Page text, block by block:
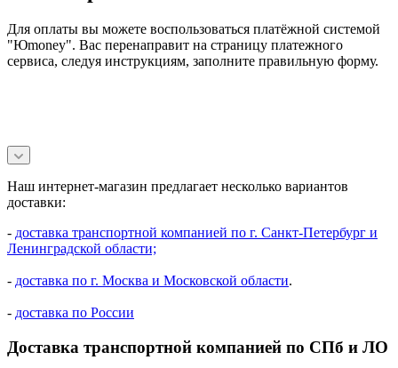
Для оплаты вы можете воспользоваться платёжной системой
"Юmoney". Вас перенаправит на страницу платежного
сервиса, следуя инструкциям, заполните правильную форму.
Наш интернет-магазин предлагает несколько вариантов
доставки:
- доставка транспортной компанией по г. Санкт-Петербург и
Ленинградской области;
- доставка по г. Москва и Московской области.
- доставка по России
Доставка транспортной компанией по СПб и ЛО